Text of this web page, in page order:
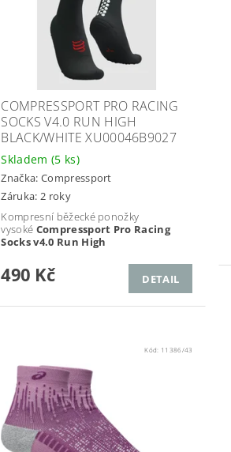
COMPRESSPORT PRO RACING
SOCKS V4.0 RUN HIGH
BLACK/WHITE XU00046B9027
Skladem (5 ks)
Značka: Compressport
Záruka: 2 roky
Kompresní běžecké ponožky
vysoké Compressport Pro Racing
Socks v4.0 Run High
490 Kč DETAIL
Kód: 11386/43